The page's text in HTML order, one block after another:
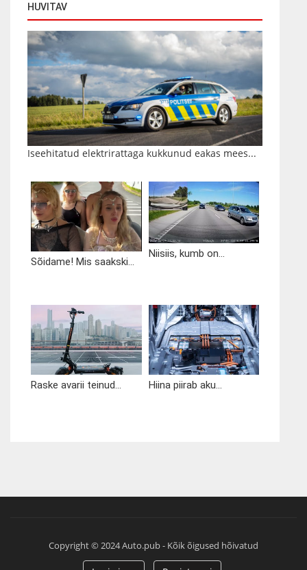
HUVITAV
Iseehitatud elektrirattaga kukkunud eakas mees...
Sõidame! Mis saakski...
Niisiis, kumb on...
Raske avarii teinud... Hiina piirab aku...
Copyright © 2024 Auto.pub - Kõik õigused hõivatud